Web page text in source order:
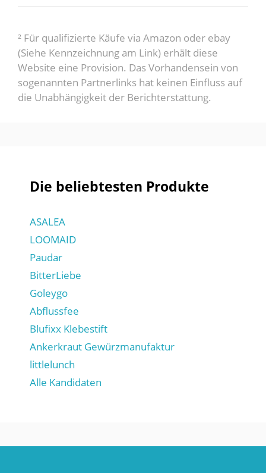
² Für qualifizierte Käufe via Amazon oder ebay
(Siehe Kennzeichnung am Link) erhält diese
Website eine Provision. Das Vorhandensein von
sogenannten Partnerlinks hat keinen Einfluss auf
die Unabhängigkeit der Berichterstattung.
Die beliebtesten Produkte
ASALEA
LOOMAID
Paudar
BitterLiebe
Goleygo
Abflussfee
Blufixx Klebestift
Ankerkraut Gewürzmanufaktur
littlelunch
Alle Kandidaten